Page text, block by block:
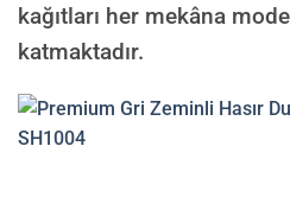
kağıtları her mekâna
katmaktadır.